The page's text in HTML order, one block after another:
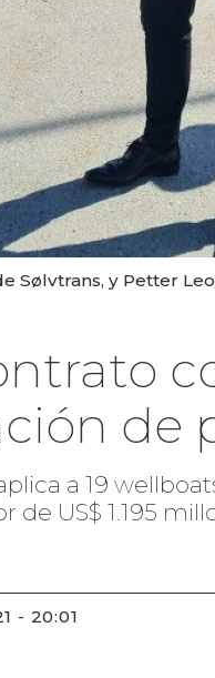
y Petter
de
a 19
US$ 1.195
- 20:01